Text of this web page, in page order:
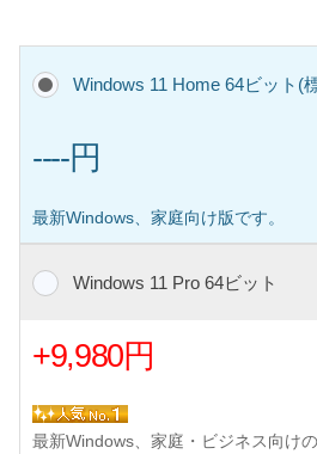
Windows 11 Home 64ビット(
----円
最新Windows、家庭向け版です。
Windows 11 Pro 64ビット
+9,980円
最新Windows、家庭・ビジネス向け